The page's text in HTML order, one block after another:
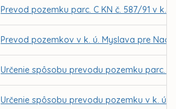
Prevod pozemku parc. C KN č. 587/91 v k.
Prevod pozemkov v k. ú. Myslava pre
Určenie spôsobu prevodu pozemku parc.
Určenie spôsobu prevodu pozemku v k. ú.